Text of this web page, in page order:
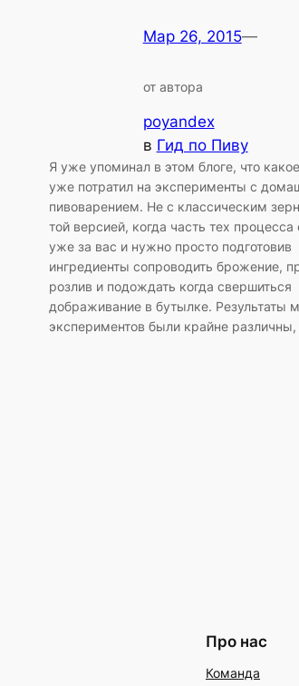
Мар 26, 2015—
от автора
poyandex
в Гид по Пиву
Я уже упоминал в этом блоге, что
уже потратил на эксперименты с
пивоварением. Не с классическим
той версией, когда часть тех процесса
уже за вас и нужно просто подготовив
ингредиенты сопроводить брожение,
розлив и подождать когда свершиться
дображивание в бутылке. Результаты
экспериментов были крайне
Про нас
Команда